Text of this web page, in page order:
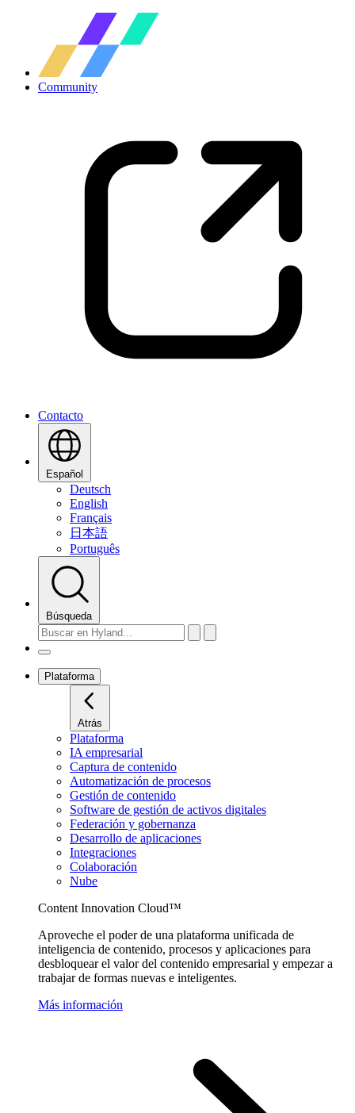
Community
Contacto
Español
Deutsch
English
Français
日本語
Português
Búsqueda
Plataforma
Atrás
Plataforma
IA empresarial
Captura de contenido
Automatización de procesos
Gestión de contenido
Software de gestión de activos digitales
Federación y gobernanza
Desarrollo de aplicaciones
Integraciones
Colaboración
Nube
Content Innovation Cloud™
Aproveche el poder de una plataforma unificada de
inteligencia de contenido, procesos y aplicaciones para
desbloquear el valor del contenido empresarial y empezar a
trabajar de formas nuevas e inteligentes.
Más información